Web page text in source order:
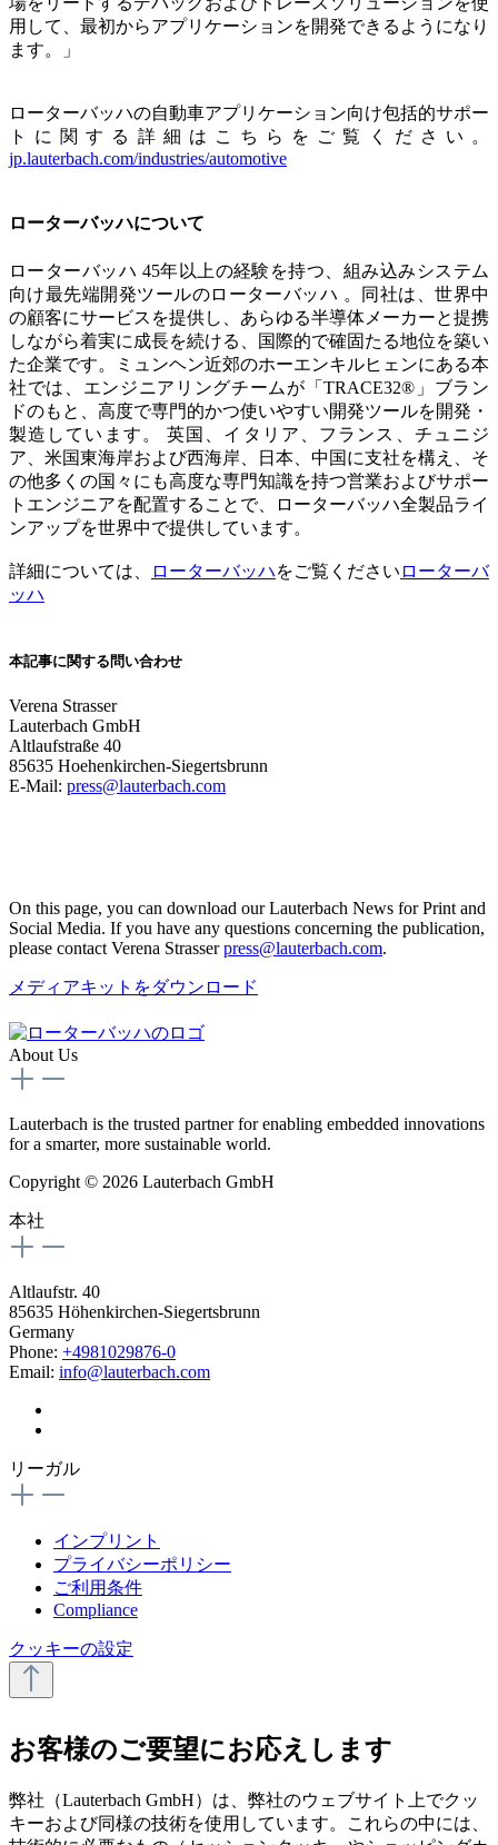
用して、最初からアプリケーションを開発できるようになり
ます。」
ローターバッハの自動車アプリケーション向け包括的サポー
トに関する詳細はこちらをご覧ください。
jp.lauterbach.com/industries/automotive
ローターバッハについて
ローターバッハ 45年以上の経験を持つ、組み込みシステム
向け最先端開発ツールのローターバッハ 。同社は、世界中
の顧客にサービスを提供し、あらゆる半導体メーカーと提携
しながら着実に成長を続ける、国際的で確固たる地位を築い
た企業です。ミュンヘン近郊のホーエンキルヒェンにある本
社では、エンジニアリングチームが「TRACE32®」ブラン
ドのもと、高度で専門的かつ使いやすい開発ツールを開発・
製造しています。 英国、イタリア、フランス、チュニジ
ア、米国東海岸および西海岸、日本、中国に支社を構え、そ
の他多くの国々にも高度な専門知識を持つ営業およびサポー
トエンジニアを配置することで、ローターバッハ全製品ライ
ンアップを世界中で提供しています。
詳細については、 ローターバッハをご覧ください ローターバ
ッハ
本記事に関する問い合わせ
Verena Strasser
Lauterbach GmbH
Altlaufstraße 40
85635 Hoehenkirchen-Siegertsbrunn
E-Mail: press@lauterbach.com
On this page, you can download our Lauterbach News for Print and
Social Media. If you have any questions concerning the publication,
please contact Verena Strasserpress@lauterbach.com.
メディアキットをダウンロード
About Us
Lauterbach is the trusted partner for enabling embedded innovations
for a smarter, more sustainable world.
Copyright © 2026 Lauterbach GmbH
本社
Altlaufstr. 40
85635 Höhenkirchen-Siegertsbrunn
Germany
Phone: +4981029876-0
Email: info@lauterbach.com
リーガル
インプリント
プライバシーポリシー
ご利用条件
Compliance
クッキーの設定
お客様のご要望にお応えします
弊社（Lauterbach GmbH）は、弊社のウェブサイト上でクッ
キーおよび同様の技術を使用しています。これらの中には、